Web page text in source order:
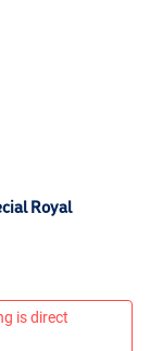
Royal
is direct